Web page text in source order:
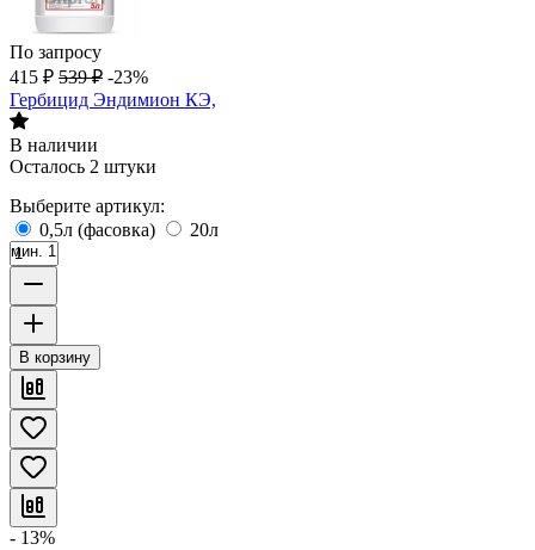
По запросу
415 ₽ 539 ₽ -23%
Гербицид Эндимион КЭ,
В наличии
Осталось 2 штуки
Выберите артикул:
0,5л (фасовка)
20л
мин. 1
В корзину
- 13%